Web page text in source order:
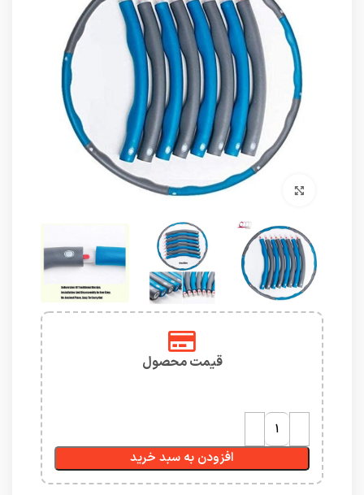
برای بزرگنمایی کلیک کنید
قیمت محصول
افزودن به سبد خرید